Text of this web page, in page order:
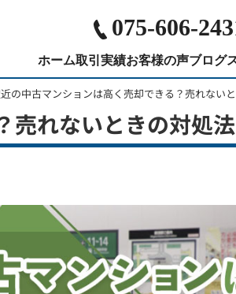
075-606-
ホーム取引実績お客様の声ブログ
の中古マンションは高く売却できる？売れない
売れないときの対処